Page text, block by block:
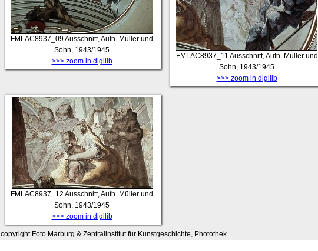
FMLAC8937_09Ausschnitt, Aufn. Müller und
Sohn, 1943/1945
>>> zoom in digilib
FMLAC8937_11 Ausschnitt, Aufn. Müller und
Sohn, 1943/1945
>>> zoom in digilib
FMLAC8937_12 Ausschnitt, Aufn. Müller und
Sohn, 1943/1945
>>> zoom in digilib
copyright Foto Marburg & Zentralinstitut für Kunstgeschichte, Photothek